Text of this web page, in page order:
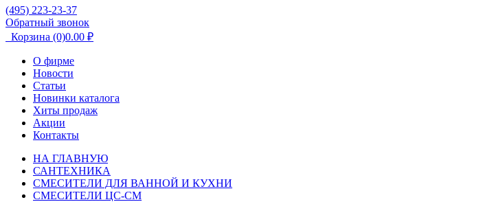
(495) 223-23-37
Обратный звонок
Корзина (0)0.00 ₽
О фирме
Новости
Статьи
Новинки каталога
Хиты продаж
Акции
Контакты
НА ГЛАВНУЮ
САНТЕХНИКА
СМЕСИТЕЛИ ДЛЯ ВАННОЙ И КУХНИ
СМЕСИТЕЛИ ЦС-СМ